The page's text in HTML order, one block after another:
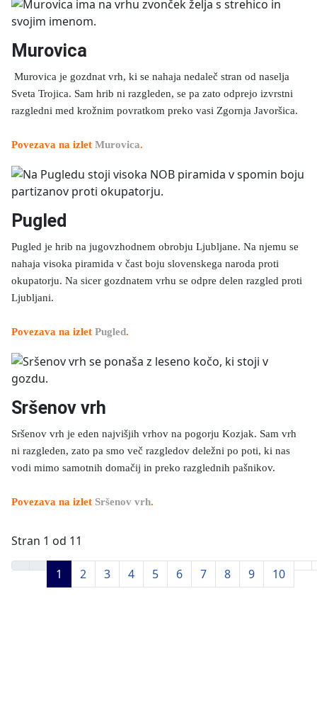
Murovica
Murovica je gozdnat vrh, ki se nahaja nedaleč stran od naselja
Sveta Trojica. Sam hrib ni razgleden, se pa zato odprejo izvrstni
razgledni med krožnim povratkom preko vasi Zgornja Javoršica.
Povezava na izlet Murovica.
Pugled
Pugled je hrib na jugovzhodnem obrobju Ljubljane. Na njemu se
nahaja visoka piramida v čast boju slovenskega naroda proti
okupatorju. Na sicer gozdnatem vrhu se odpre delen razgled proti
Ljubljani.
Povezava na izlet Pugled.
Sršenov vrh
Sršenov vrh je eden najvišjih vrhov na pogorju Kozjak. Sam vrh
ni razgleden, zato pa smo več razgledov deležni po poti, ki nas
vodi mimo samotnih domačij in preko razglednih pašnikov.
Povezava na izlet Sršenov vrh.
Stran 1 od 11
1 2 3 4 5 6 7 8 9 10